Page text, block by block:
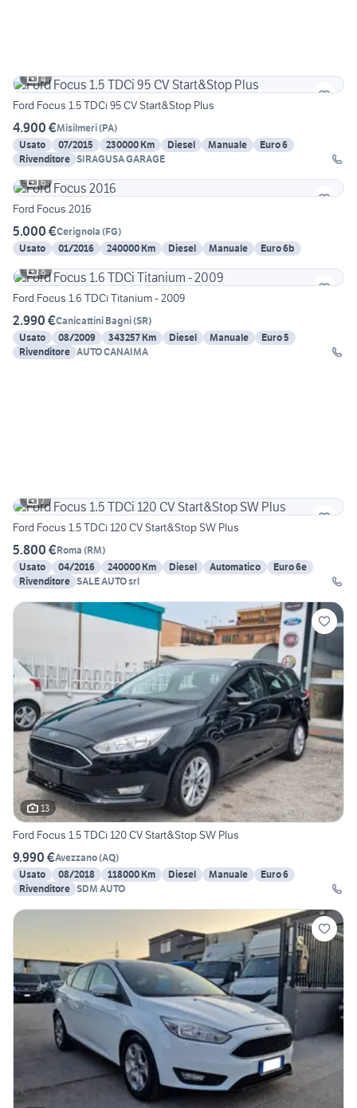
4
Ford Focus 1.5 TDCi 95 CV Start&Stop Plus
4.900 €Misilmeri(PA)
Usato
07/2015 230000 Km Diesel Manuale
Euro 6
Rivenditore SIRAGUSA GARAGE
6
Ford Focus 2016
5.000 €Cerignola (FG)
Usato
01/2016 240000 Km Diesel Manuale
Euro 6b
8
Ford Focus 1.6 TDCi Titanium - 2009
2.990 €Canicattini Bagni(SR)
Usato
08/2009 343257 Km Diesel Manuale
Euro 5
Rivenditore AUTO CANAIMA
7
Ford Focus 1.5 TDCi 120 CV Start&Stop SW Plus
5.800 €Roma (RM)
Usato
04/2016 240000 Km Diesel Automatico
Euro 6e
Rivenditore SALE AUTO srl
13
Ford Focus 1.5 TDCi 120 CV Start&Stop SW Plus
9.990 €Avezzano(AQ)
Usato
08/2018 118000 Km Diesel Manuale
Euro 6
Rivenditore SDM AUTO